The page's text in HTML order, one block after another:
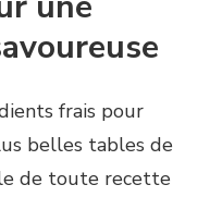
frais pour
belles tables de
de toute recette